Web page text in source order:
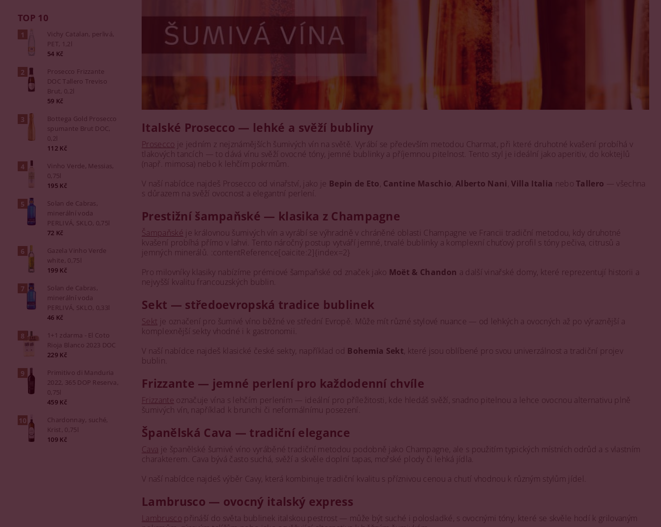
TOP 10
Vichy Catalan, perlivá,
PET, 1,2l
54 Kč
Prosecco Frizzante
DOC Tallero Treviso
Brut, 0,2l
59 Kč
Bottega Gold Prosecco
spumante Brut DOC,
0,2l
112 Kč
Vinho Verde, Messias,
0,75l
195 Kč
Solan de Cabras,
minerální voda
PERLIVÁ, SKLO, 0,75l
72 Kč
Gazela Vinho Verde
white, 0,75l
199 Kč
Solan de Cabras,
minerální voda
PERLIVÁ, SKLO, 0,33l
46 Kč
1+1 zdarma - El Coto
Rioja Blanco 2023 DOC
229 Kč
Primitivo di Manduria
2022, 365 DOP Reserva,
0,75l
459 Kč
Chardonnay, suché,
Krist, 0,75l
109 Kč
Italské Prosecco — lehké a svěží bubliny
Prosecco je jedním z nejznámějších šumivých vín na světě. Vyrábí se především metodou Charmat, při které druhotné kvašení probíhá v
tlakových tancích — to dává vínu svěží ovocné tóny, jemné bublinky a příjemnou pitelnost. Tento styl je ideální jako aperitiv, do koktejlů
(např. mimosa) nebo k lehčím pokrmům.
V naší nabídce najdeš Prosecco od vinařství, jako je Bepin de Eto, Cantine Maschio, Alberto Nani,Villa Italia neboTallero — všechna
s důrazem na svěží ovocnost a elegantní perlení.
Prestižní šampaňské — klasika z Champagne
Šampaňské je královnou šumivých vín a vyrábí se výhradně v chráněné oblasti Champagne ve Francii tradiční metodou, kdy druhotné
kvašení probíhá přímo v lahvi. Tento náročný postup vytváří jemné, trvalé bublinky a komplexní chuťový profil s tóny pečiva, citrusů a
jemných minerálů. :contentReference[oaicite:2]{index=2}
Pro milovníky klasiky nabízíme prémiové šampaňské od značek jako Moët & Chandon a další vinařské domy, které reprezentují historii a
nejvyšší kvalitu francouzských bublin.
Sekt — středoevropská tradice bublinek
Sekt je označení pro šumivé víno běžné ve střední Evropě. Může mít různé stylové nuance — od lehkých a ovocných až po výraznější a
komplexnější sekty vhodné i k gastronomii.
V naší nabídce najdeš klasické české sekty, například od Bohemia Sekt, které jsou oblíbené pro svou univerzálnost a tradiční projev
bublin.
Frizzante — jemné perlení pro každodenní chvíle
Frizzante označuje vína s lehčím perlením — ideální pro příležitosti, kde hledáš svěží, snadno pitelnou a lehce ovocnou alternativu plně
šumivých vín, například k brunchi či neformálnímu posezení.
Španělská Cava — tradiční elegance
Cava je španělské šumivé víno vyráběné tradiční metodou podobně jako Champagne, ale s použitím typických místních odrůd a s vlastním
charakterem. Cava bývá často suchá, svěží a skvěle doplní tapas, mořské plody či lehká jídla.
V naší nabídce najdeš výběr Cavy, která kombinuje tradiční kvalitu s příznivou cenou a chutí vhodnou k různým stylům jídel.
Lambrusco — ovocný italský express
Lambrusco přináší do světa bublinek italskou pestrost — může být suché i polosladké, s ovocnými tóny, které se skvěle hodí k grilovaným